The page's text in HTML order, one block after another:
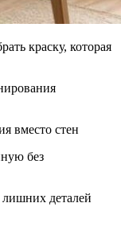
краску, которая
вместо стен
лишних деталей